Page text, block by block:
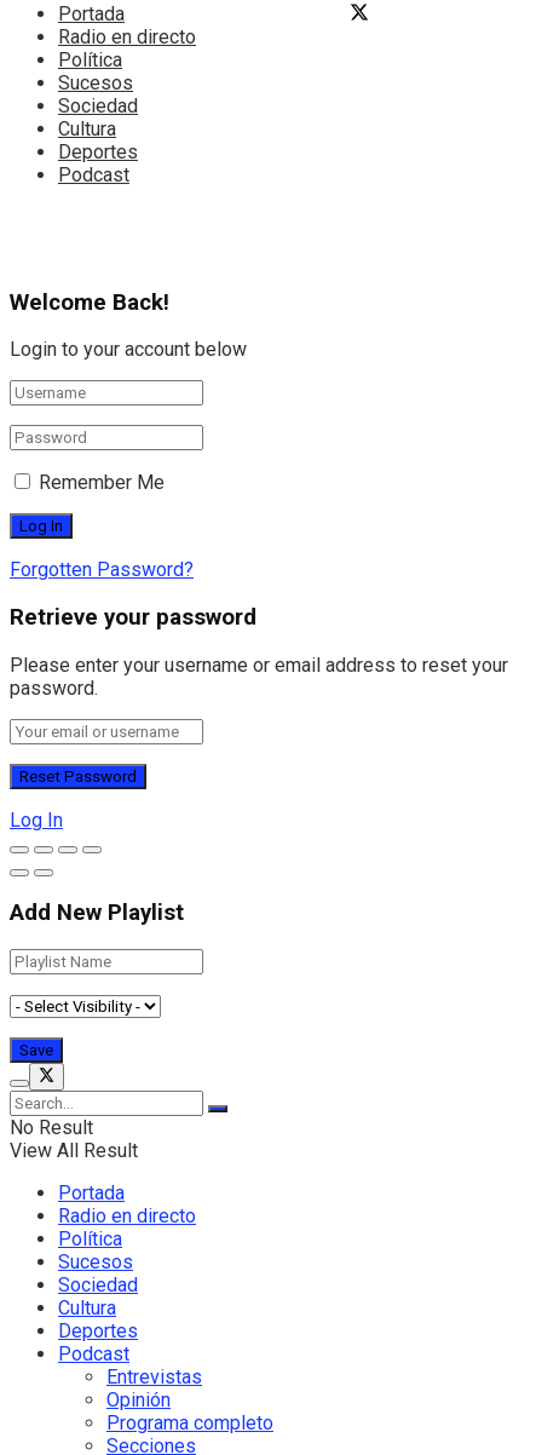
Portada
Radio en directo
Política
Sucesos
Sociedad
Cultura
Deportes
Podcast
Welcome Back!
Login to your account below
Remember Me
Forgotten Password?
Retrieve your password
Please enter your username or email address to reset your
password.
Log In
Add New Playlist
No Result
View All Result
Portada
Radio en directo
Política
Sucesos
Sociedad
Cultura
Deportes
Podcast
Entrevistas
Opinión
Programa completo
Secciones